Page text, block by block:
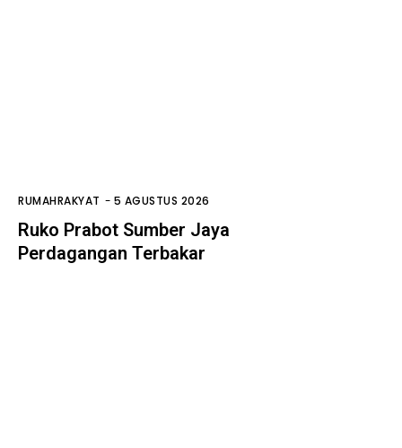
RUMAHRAKYAT - 5 AGUSTUS 2026
Ruko Prabot Sumber Jaya
Perdagangan Terbakar